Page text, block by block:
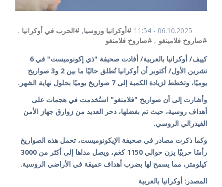
06.10.2025 - 11:54 #أوكرانيا وروسيا, #الحرب في أوكرانيا ,
#صاروخ فلامينغو , #صاروخ فلامنغو
كييف/ أوكرانيا بالعربية/ أفادت صحيفة "ذي إكونوميست" في 6
تشرين الأول/ أكتوبر أن أوكرانيا تُطلق حاليًا ما بين 2 و3 صواريخ
يوميًا، وتخطط لزيادة الكمية إلى 7 صواريخ يوميًا بحلول نهاية الشهر.
وأشارت إلى أن صواريخ "فلامنغو" استُخدمت في هجمات على
أهداف روسية، حيث تم بفضلها، دحر العديد من زوارق جهاز الأمن
الفيدرالي الروسي.
وكما ذكرت مصادر في صحيفة الإيكونوميست، تحمل هذه الصواريخ
رأسًا حربيًا يزن حوالي 1150 كغم، ويصل مداها إلى أكثر من 3000
كيلومتر، مما يسمح لها بضرب أهداف عميقة في الأراضي الروسية.
المصدر: أوكرانيا بالعربية